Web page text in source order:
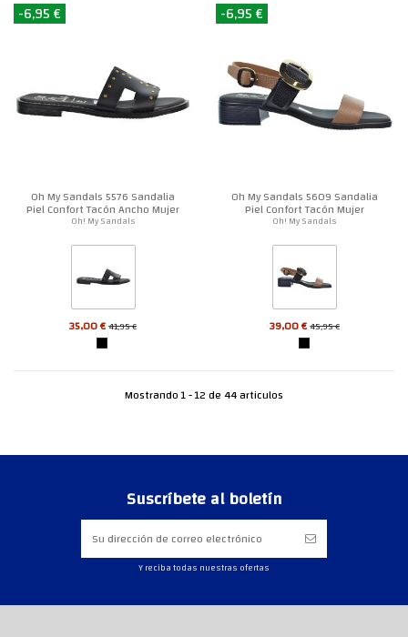
-6,95 €
Oh My Sandals 5576 Sandalia
Piel Confort Tacón Ancho Mujer
Oh! My Sandals
35,00 €41,95 €
-6,95 €
Oh My Sandals 5609 Sandalia
Piel Confort Tacón Mujer
Oh! My Sandals
39,00 €45,95 €
Mostrando 1 - 12 de 44 articulos
Suscríbete al boletín
Y reciba todas nuestras ofertas